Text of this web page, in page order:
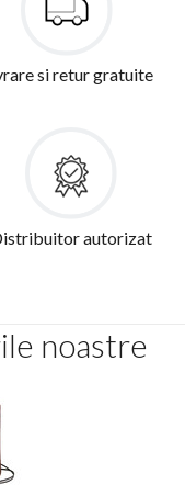
si retur gratuite
autorizat
noastre